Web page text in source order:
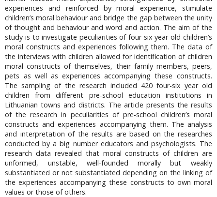
experiences and reinforced by moral experience, stimulate
children’s moral behaviour and bridge the gap between the unity
of thought and behaviour and word and action. The aim of the
study is to investigate peculiarities of four-six year old children’s
moral constructs and experiences following them. The data of
the interviews with children allowed for identification of children
moral constructs of themselves, their family members, peers,
pets as well as experiences accompanying these constructs.
The sampling of the research included 420 four-six year old
children from different pre-school education institutions in
Lithuanian towns and districts. The article presents the results
of the research in peculiarities of pre-school children’s moral
constructs and experiences accompanying them. The analysis
and interpretation of the results are based on the researches
conducted by a big number educators and psychologists. The
research data revealed that moral constructs of children are
unformed, unstable, well-founded morally but weakly
substantiated or not substantiated depending on the linking of
the experiences accompanying these constructs to own moral
values or those of others.